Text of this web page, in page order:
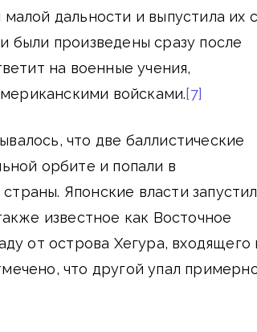
дальности и выпустила их с
были произведены сразу после
на военные учения,
войсками.[7]
что две баллистические
орбите и попали в
Японские власти
известное как Восточное
от острова Хегура, входящего
что другой упал